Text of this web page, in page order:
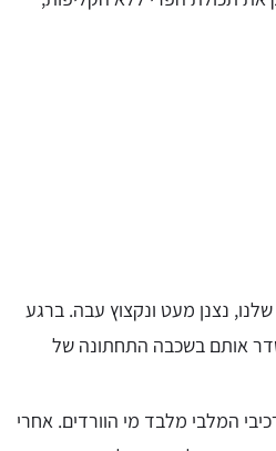
נצנן מעט ונקצוץ עבה. ברגע
אותם בשכבה התחתונה של
המלבי מלבד מי הוורדים. אחרי